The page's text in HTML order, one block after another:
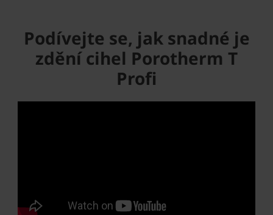
Podívejte se, jak snadné je
zdění cihel Porotherm T
Profi